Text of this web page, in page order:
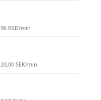
96 RSD/min
20,00 SEK/min